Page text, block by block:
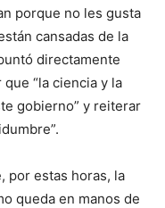
porque no les gusta
cansadas de la
directamente
“la ciencia y la
gobierno” y reiterar
por estas horas, la
queda en manos de